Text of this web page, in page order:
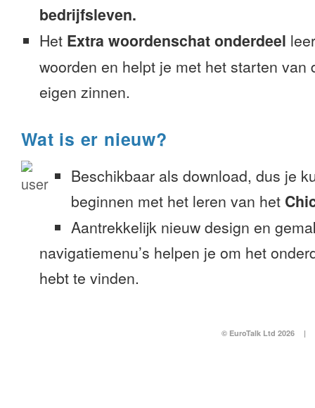
bedrijfsleven.
Het Extra woordenschat onderdeel
woorden en helpt je met het starten van
eigen zinnen.
Wat is er nieuw?
Beschikbaar als download, dus je
beginnen met het leren van het
Aantrekkelijk nieuw design en
navigatiemenu’s helpen je om het
hebt te vinden.
© EuroTalk Ltd 2026 |